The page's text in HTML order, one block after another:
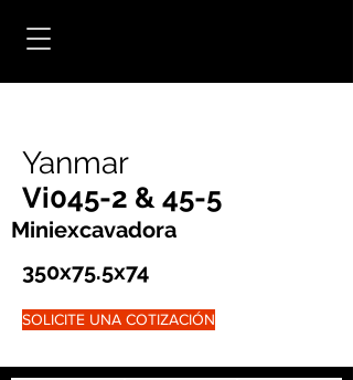
Yanmar
Vi045-2 & 45-5
Miniexcavadora
350x75.5x74
SOLICITE UNA COTIZACIÓN